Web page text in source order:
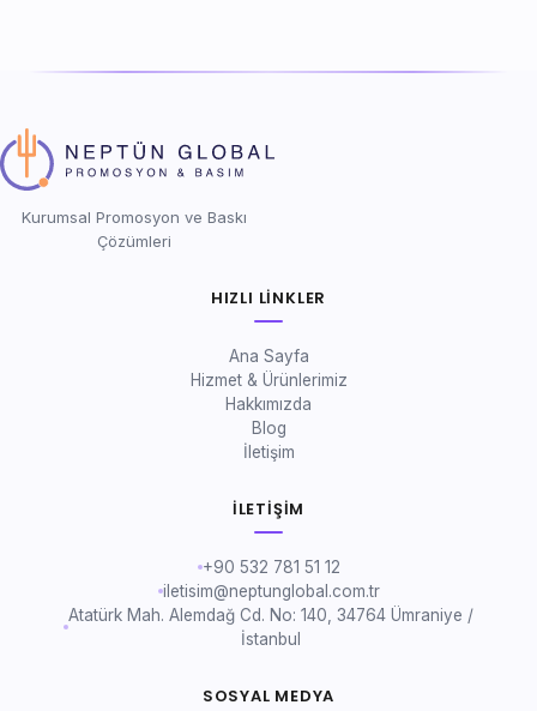
Kurumsal Promosyon ve Baskı
Çözümleri
HIZLI LINKLER
Ana Sayfa
Hizmet & Ürünlerimiz
Hakkımızda
Blog
İletişim
İLETIŞIM
+90 532 781 51 12
iletisim@neptunglobal.com.tr
Atatürk Mah. Alemdağ Cd. No: 140, 34764 Ümraniye /
İstanbul
SOSYAL MEDYA